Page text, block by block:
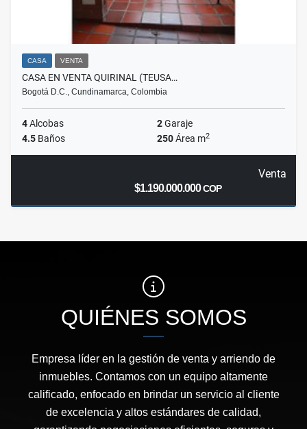
CASA VENTA
CASA EN VENTA QUIRINAL (TEUSA…
Bogotá D.C., Cundinamarca, Colombia
4Alcobas 2Garaje
4.5 Baños 250Área m2
Venta
$1.190.000.000COP
QUIÉNES SOMOS
Empresa líder en la gestión de venta y arriendo de
inmuebles. Contamos con un equipo altamente
calificado, enfocado en brindar un servicio al cliente
de excelencia y altos estándares de calidad,